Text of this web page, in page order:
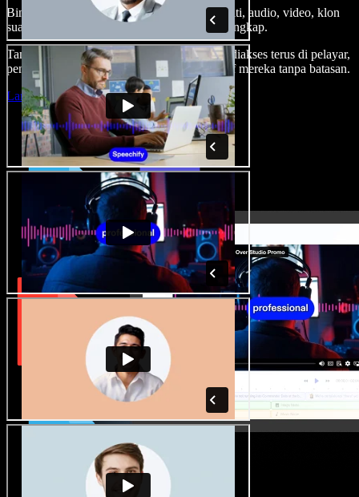
Bina suara latar, tambah imej stok tanpa royalti, audio, video, klon
suara anda, untuk projek audio video yang lengkap.
Tanpa keluk pembelajaran dan semua boleh diakses terus di pelayar,
pencipta boleh realisasikan segala idea kreatif mereka tanpa batasan.
Lancarkan Studio